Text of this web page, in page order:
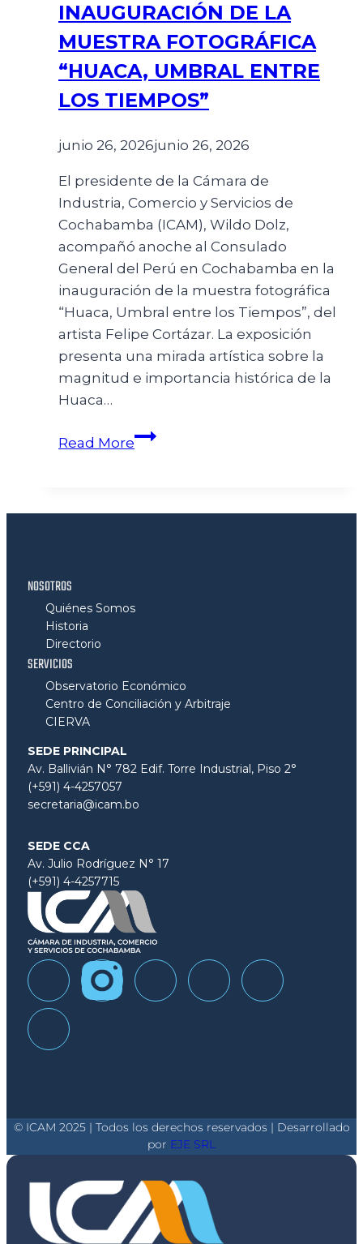
INAUGURACIÓN DE LA
MUESTRA FOTOGRÁFICA
“HUACA, UMBRAL ENTRE
LOS TIEMPOS”
junio 26, 2026junio 26, 2026
El presidente de la Cámara de
Industria, Comercio y Servicios de
Cochabamba (ICAM), Wildo Dolz,
acompañó anoche al Consulado
General del Perú en Cochabamba en la
inauguración de la muestra fotográfica
“Huaca, Umbral entre los Tiempos”, del
artista Felipe Cortázar. La exposición
presenta una mirada artística sobre la
magnitud e importancia histórica de la
Huaca…
Read More
NOSOTROS
Quiénes Somos
Historia
Directorio
SERVICIOS
Observatorio Económico
Centro de Conciliación y Arbitraje
CIERVA
SEDE PRINCIPAL
Av. Ballivián N° 782 Edif. Torre Industrial, Piso 2°
(+591) 4-4257057
secretaria@icam.bo
SEDE CCA
Av. Julio Rodríguez N° 17
(+591) 4-4257715
© ICAM 2025 | Todos los derechos reservados | Desarrollado
por EJE SRL